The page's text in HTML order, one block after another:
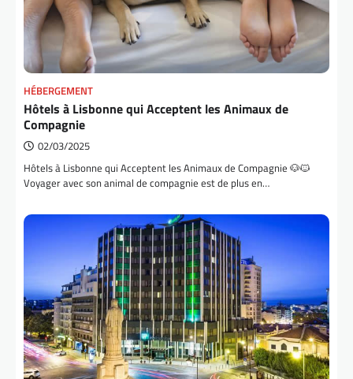
HÉBERGEMENT
Hôtels à Lisbonne qui Acceptent les Animaux de
Compagnie
02/03/2025
Hôtels à Lisbonne qui Acceptent les Animaux de Compagnie 🐶🐱
Voyager avec son animal de compagnie est de plus en…